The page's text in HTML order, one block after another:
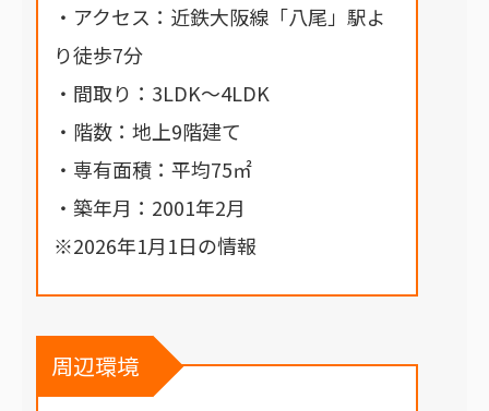
・アクセス：近鉄大阪線「八尾」駅よ
り徒歩7分
・間取り：3LDK～4LDK
・階数：地上9階建て
・専有面積：平均75㎡
・築年月：2001年2月
※2026年1月1日の情報
周辺環境